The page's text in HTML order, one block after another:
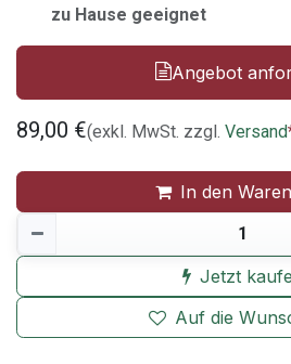
zu Hause geeignet
Angebot
89,00 €(exkl. MwSt. zzgl. Versand
In den
Jetzt
Auf die